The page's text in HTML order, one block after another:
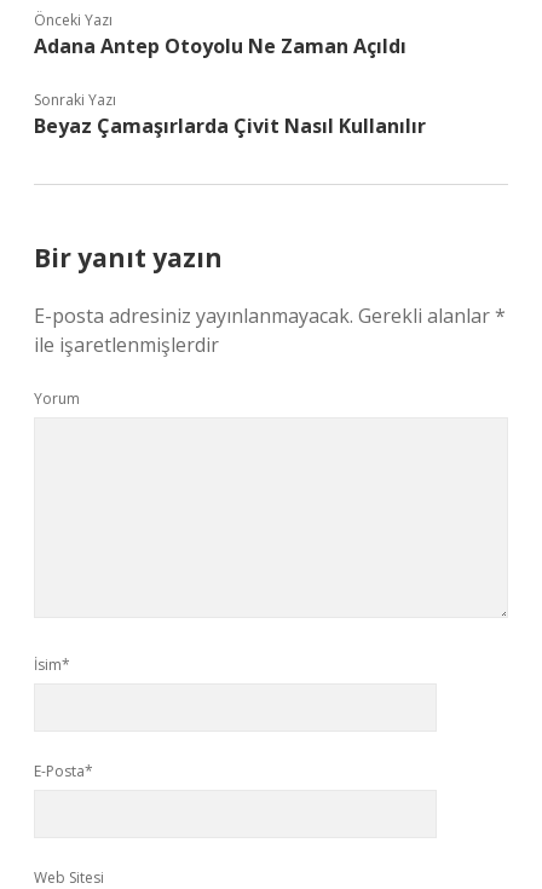
Önceki Yazı
Adana Antep Otoyolu Ne Zaman Açıldı
Sonraki Yazı
Beyaz Çamaşırlarda Çivit Nasıl Kullanılır
Bir yanıt yazın
E-posta adresiniz yayınlanmayacak. Gerekli alanlar*
ile işaretlenmişlerdir
Yorum
İsim*
E-Posta*
Web Sitesi